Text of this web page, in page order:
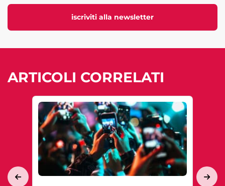
iscriviti alla newsletter
ARTICOLI CORRELATI